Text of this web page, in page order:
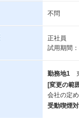
不問
正社員
試用期間
勤務地1
[変更の範
会社の定
受動喫煙